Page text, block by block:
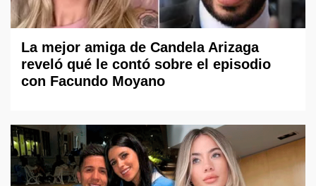
La mejor amiga de Candela Arizaga
reveló qué le contó sobre el episodio
con Facundo Moyano